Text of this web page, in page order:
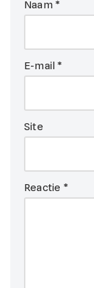
Naam *
E-mail *
Site
Reactie *